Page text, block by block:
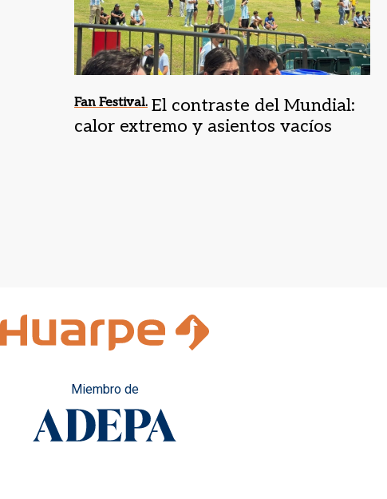
Fan Festival. El contraste del Mundial:
calor extremo y asientos vacíos
Miembro de